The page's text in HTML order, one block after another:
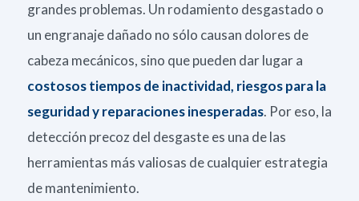
grandes problemas. Un rodamiento desgastado o
un engranaje dañado no sólo causan dolores de
cabeza mecánicos, sino que pueden dar lugar a
costosos tiempos de inactividad, riesgos para la
seguridad y reparaciones inesperadas. Por eso, la
detección precoz del desgaste es una de las
herramientas más valiosas de cualquier estrategia
de mantenimiento.